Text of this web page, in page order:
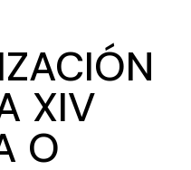
XIV
O